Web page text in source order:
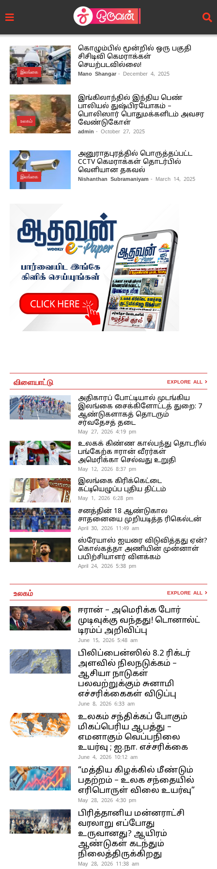
இலங்கை
கொழும்பில் மூன்றில் ஒரு பகுதி
சிசிடிவி கெமராக்கள்
செயற்படவில்லை!
Mano Shangar - December 4, 2025
உலகம்
இங்கிலாந்தில் இந்திய பெண்
பாலியல் துஷ்பிரயோகம் –
பொலிஸார் பொதுமக்களிடம் அவசர
வேண்டுகோள்
admin - October 27, 2025
இலங்கை
அனுராதபுரத்தில் பொருத்தப்பட்ட
CCTV கெமராக்கள் தொடர்பில்
வெளியான தகவல்
Nishanthan Subramaniyam - March 14, 2025
விளையாட்டு EXPLORE ALL
அதிகாரப் போட்டியால் முடங்கிய
இலங்கை சைக்கிளோட்டத் துறை: 7
ஆண்டுகளாகத் தொடரும்
சர்வதேசத் தடை
May 27, 2026 4:19 pm
உலகக் கிண்ண கால்பந்து தொடரில்
பங்கேற்க ஈரான் வீரர்கள்
அமெரிக்கா செல்வது உறுதி
May 12, 2026 8:37 pm
இலங்கை கிரிக்கெட்டை
கட்டியெழுப்ப புதிய திட்டம்
May 1, 2026 6:28 pm
சனத்தின் 18 ஆண்டுகால
சாதனையை முறியடித்த ரிகெல்டன்
April 30, 2026 11:49 am
ஸ்ரேயாஸ் ஐயரை விடுவித்தது ஏன்?
கொல்கத்தா அணியின் முன்னாள்
பயிற்சியாளர் விளக்கம்
April 24, 2026 5:38 pm
உலகம் EXPLORE ALL
ஈரான் – அமெரிக்க போர்
முடிவுக்கு வந்தது! டொனால்ட்
டிரம்ப் அறிவிப்பு
June 15, 2026 5:48 am
பிலிப்பைன்ஸில் 8.2 ரிக்டர்
அளவில் நிலநடுக்கம் –
ஆசியா நாடுகள்
பலவற்றுக்கும் சுனாமி
எச்சரிக்கைகள் விடுப்பு
June 8, 2026 6:33 am
உலகம் சந்திக்கப் போகும்
மிகப்பெரிய ஆபத்து –
எமனாகும் வெப்பநிலை
உயர்வு ; ஐ.நா. எச்சரிக்கை
June 4, 2026 10:12 am
“மத்திய கிழக்கில் மீண்டும்
பதற்றம் – உலக சந்தையில்
எரிபொருள் விலை உயர்வு”
May 28, 2026 4:30 pm
பிரித்தானிய மன்னராட்சி
வரலாறு எப்போது
உருவானது? ஆயிரம்
ஆண்டுகள் கடந்தும்
நிலைத்திருக்கிறது
May 28, 2026 11:38 am